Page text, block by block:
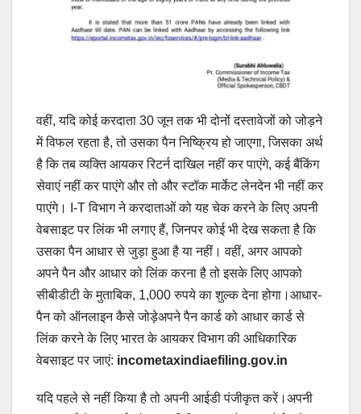
वहीं, यदि कोई करदाता 30 जून तक भी दोनों दस्तावेजों को जोड़ने
में विफल रहता है, तो उसका पैन निष्क्रिय हो जाएगा, जिसका अर्थ
है कि तब व्यक्ति आयकर रिटर्न दाखिल नहीं कर पाएंगे, कई बैंकिंग
सेवाएं नहीं कर पाएंगे और तो और स्टॉक मार्केट लेनदेन भी नहीं कर
पाएंगे। I-T विभाग ने करदाताओं को यह चेक करने के लिए अपनी
वेबसाइट पर लिंक भी लगाए हैं, जिनपर कोई भी देख सकता है कि
उसका पैन आधार से जुड़ा हुआ है या नहीं। वहीं, अगर आपको
अपने पैन और आधार को लिंक करना है तो इसके लिए आपको
सीबीडीटी के मुताबिक, 1,000 रुपये का शुल्क देना होगा।आधार-
पैन को ऑनलाइन कैसे जोड़ेअपने पैन कार्ड को आधार कार्ड से
लिंक करने के लिए भारत के आयकर विभाग की आधिकारिक
वेबसाइट पर जाएं: incometaxindiaefiling.gov.in
यदि पहले से नहीं किया है तो अपनी आईडी पंजीकृत करें।अपनी